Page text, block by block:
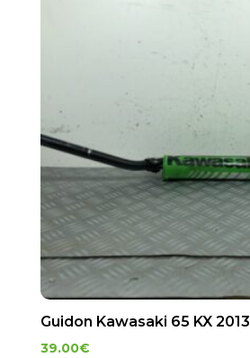
Guidon Kawasaki 65 KX 2013
39.00€